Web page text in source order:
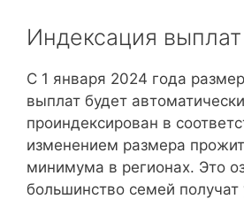
Индексация выплат
С 1 января 2024 года
выплат будет автоматически
проиндексирован в
изменением размера
минимума в регионах. Это
большинство семей